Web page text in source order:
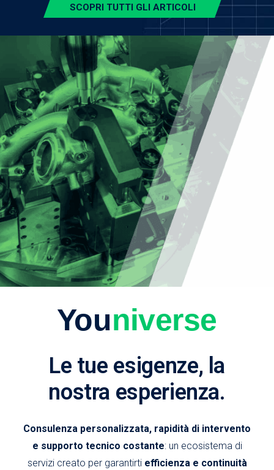
SCOPRI TUTTI GLI ARTICOLI
Youniverse
Le tue esigenze, la
nostra esperienza.
Consulenza personalizzata, rapidità di intervento
e supporto tecnico costante: un ecosistema di
servizi creato per garantirti efficienza e continuità